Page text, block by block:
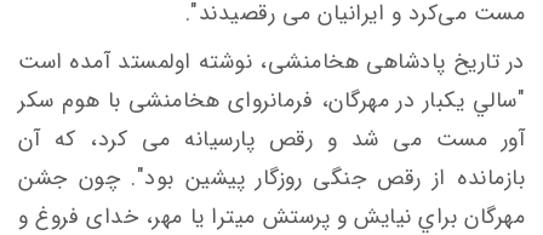
مست می‌کرد و ايرانيان می رقصيدند".
در تاريخ پادشاهی هخامنشی، نوشته اولمستد آمده است
"سالي يكبار در مهرگان، فرمانروای هخامنشی با هوم سكر
آور مست می شد و رقص پارسیانه می كرد، كه آن
بازمانده‌ از رقص جنگی روزگار پيشين بود". چون جشن
مهرگان براي نيايش و پرستش ميترا يا مهر، خدای فروغ و